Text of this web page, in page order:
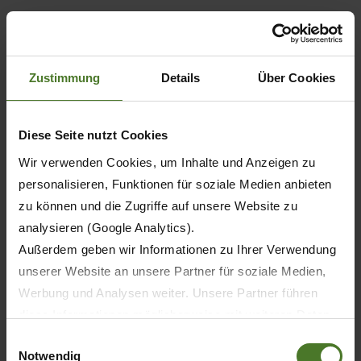
Zustimmung Details Über Cookies
Diese Seite nutzt Cookies
Wir verwenden Cookies, um Inhalte und Anzeigen zu
personalisieren, Funktionen für soziale Medien anbieten
zu können und die Zugriffe auf unsere Website zu
analysieren (Google Analytics).
Außerdem geben wir Informationen zu Ihrer Verwendung
unserer Website an unsere Partner für soziale Medien,
Werbung und Analysen weiter. Unsere Partner führen
sie im Rahmen Ihrer Nutzung der Dienste gesammelt
Notwendig
Moldova
Fair
10.11.2026
DETAILS
- 28.11.2026